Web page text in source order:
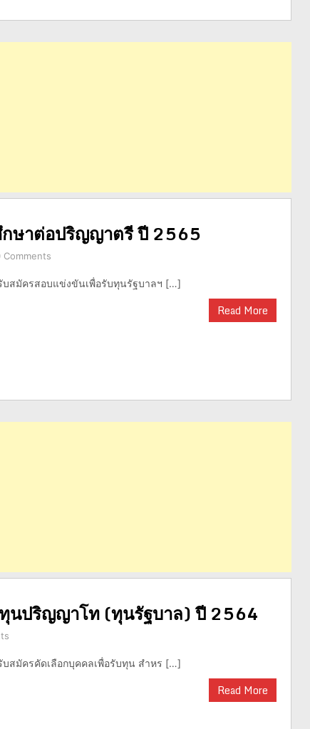
ษาต่อปริญญาตรี ปี 2565
Comments
บสมัครสอบแข่งขันเพื่อรับทุนรัฐบาลฯ […]
Read More
นปริญญาโท (ทุนรัฐบาล) ปี 2564
บสมัครคัดเลือกบุคคลเพื่อรับทุน สำหร […]
Read More